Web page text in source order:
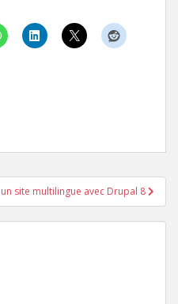
site multilingue avec Drupal 8